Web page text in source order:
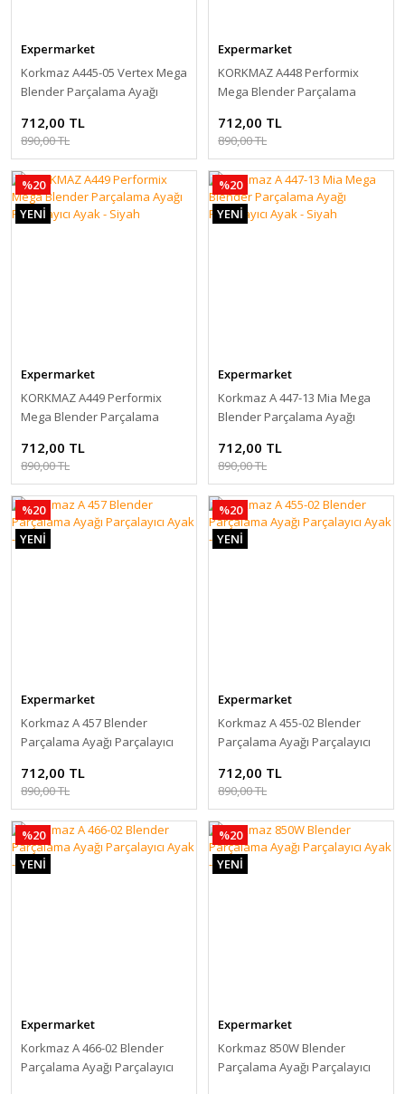
Expermarket
Korkmaz A445-05 Vertex Mega
Blender Parçalama Ayağı
712,00 TL
890,00 TL
Expermarket
KORKMAZ A448 Performix
Mega Blender Parçalama
712,00 TL
890,00 TL
%20
YENİ
Expermarket
KORKMAZ A449 Performix
Mega Blender Parçalama
712,00 TL
890,00 TL
%20
YENİ
Expermarket
Korkmaz A 447-13 Mia Mega
Blender Parçalama Ayağı
712,00 TL
890,00 TL
%20
YENİ
Expermarket
Korkmaz A 457 Blender
Parçalama Ayağı Parçalayıcı
712,00 TL
890,00 TL
%20
YENİ
Expermarket
Korkmaz A 455-02 Blender
Parçalama Ayağı Parçalayıcı
712,00 TL
890,00 TL
%20
YENİ
Expermarket
Korkmaz A 466-02 Blender
Parçalama Ayağı Parçalayıcı
%20
YENİ
Expermarket
Korkmaz 850W Blender
Parçalama Ayağı Parçalayıcı